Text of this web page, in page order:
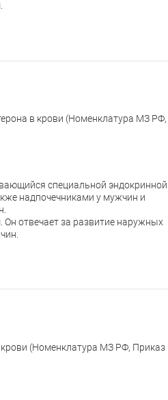
в крови (Номенклатура МЗ РФ,
специальной эндокринной
надпочечниками у мужчин и
отвечает за развитие наружных
крови (Номенклатура МЗ РФ, Приказ